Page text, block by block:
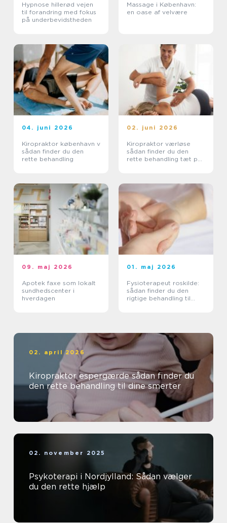
Hypnose hillerød vejen
til forandring med fokus
på underbevidstheden
Massage i København:
en oase af velvære
04. juni 2026
Kiropraktor københavn v
sådan finder du den
rette behandling
02. juni 2026
Kiropraktor værløse
sådan finder du den
rette behandling tæt på
09. maj 2026
Apotek faxe som lokalt
sundhedscenter i
hverdagen
01. maj 2026
Fysioterapeut roskilde:
sådan finder du den
rigtige behandling til
02. april 2026
Kiropraktor espergærde sådan finder du
den rette behandling til dine smerter
02. november 2025
Psykoterapi i Nordjylland: Sådan vælger
du den rette hjælp